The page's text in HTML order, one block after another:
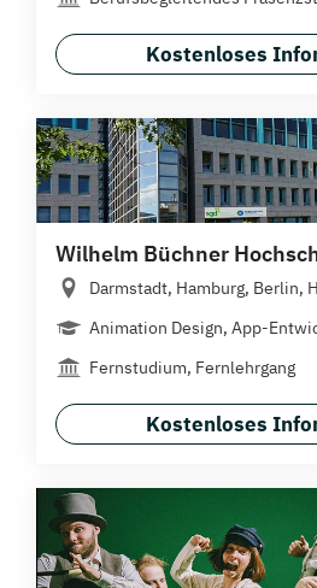
Kostenloses
Wilhelm Büchner
Darmstadt, Hamburg, Berlin,
Animation Design, App-
Fernstudium, Fernlehrgang
Kostenloses